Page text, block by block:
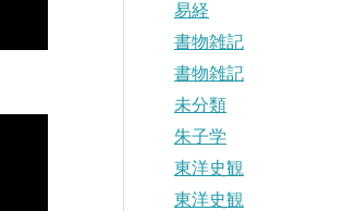
易経
書物雑記
書物雑記
未分類
朱子学
東洋史観
東洋史観